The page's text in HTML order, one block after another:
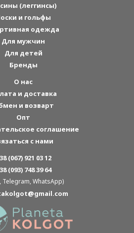
(леггинсы)
и гольфы
одежда
Для мужчин
Для детей
Бренды
О нас
и доставка
и возварт
Опт
соглашение
с нами
(067) 921 03 12
(093) 748 39 64
Telegram, WhatsApp)